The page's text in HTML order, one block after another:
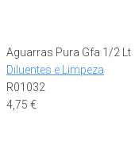
Aguarras Pura Gfa 1/2 Lt
Diluentes e Limpeza
R01032
4,75 €